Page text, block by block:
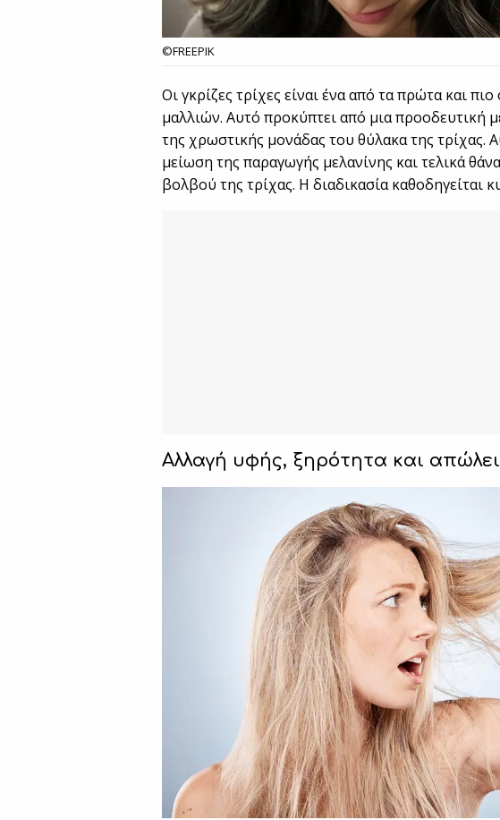
©FREEPIK
Οι γκρίζες τρίχες είναι ένα από τα πρώτα και
μαλλιών. Αυτό προκύπτει από μια προοδευτική
της χρωστικής μονάδας του θύλακα της τρίχας.
μείωση της παραγωγής μελανίνης και τελικά
βολβού της τρίχας. Η διαδικασία καθοδηγείται
Αλλαγή υφής, ξηρότητα και